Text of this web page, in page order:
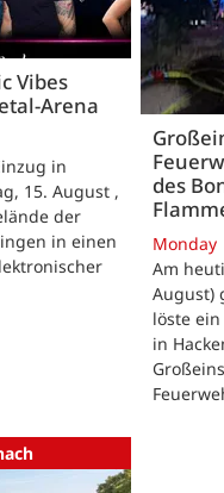
Vibes
Arena
in
15. August ,
der
in einen
des
Monday
Am
August)
löste
in